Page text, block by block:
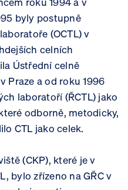
byly postupně
(OCTL) v
celních
Ústřední celně
Praze a od roku 1996
laboratoří (ŘCTL) jako
odborně, metodicky,
CTL jako celek.
(CKP), které je v
bylo zřízeno na GŘC v